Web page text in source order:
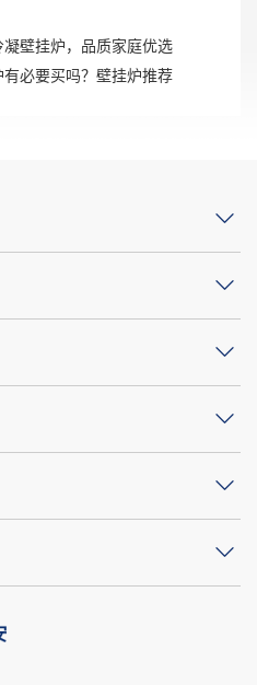
凝壁挂炉，品质家庭优选
必要买吗？壁挂炉推荐